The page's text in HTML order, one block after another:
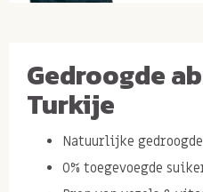
Gedroogde
Turkije
Natuurlijke
0% toegevoegde